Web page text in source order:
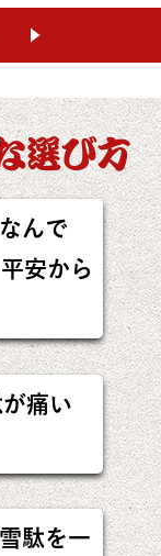
選び方
んで
安から
痛い
駄を一